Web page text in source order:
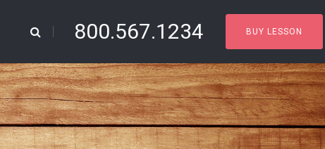
800.567.1234 BUY LESSON